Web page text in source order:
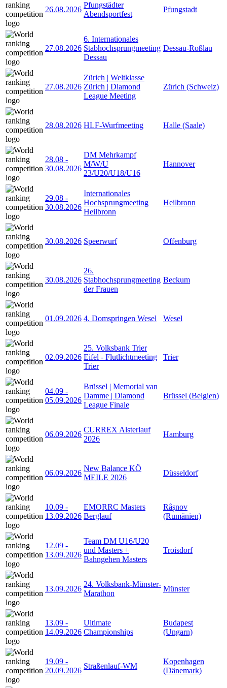
26.08.2026
Pfungstädter
Abendsportfest
Pfungstadt
27.08.2026
6. Internationales
Stabhochsprungmeeting
Dessau
Dessau-Roßlau
27.08.2026
Zürich | Weltklasse
Zürich | Diamond
League Meeting
Zürich (Schweiz)
28.08.2026 HLF-Wurfmeeting Halle (Saale)
28.08 -
30.08.2026
DM Mehrkampf
M/W/U
23/U20/U18/U16
Hannover
29.08 -
30.08.2026
Internationales
Hochsprungmeeting
Heilbronn
Heilbronn
30.08.2026 Speerwurf Offenburg
30.08.2026
26.
Stabhochsprungmeeting
der Frauen
Beckum
01.09.2026 4. Domspringen Wesel Wesel
02.09.2026
25. Volksbank Trier
Eifel - Flutlichtmeeting
Trier
Trier
04.09 -
05.09.2026
Brüssel | Memorial van
Damme | Diamond
League Finale
Brüssel (Belgien)
06.09.2026
CURREX Alsterlauf
2026
Hamburg
06.09.2026
New Balance KÖ
MEILE 2026
Düsseldorf
10.09 -
13.09.2026
EMORRC Masters
Berglauf
Râșnov
(Rumänien)
12.09 -
13.09.2026
Team DM U16/U20
und Masters +
Bahngehen Masters
Troisdorf
13.09.2026
24. Volksbank-Münster-
Marathon
Münster
13.09 -
14.09.2026
Ultimate
Championships
Budapest
(Ungarn)
19.09 -
20.09.2026
Straßenlauf-WM
Kopenhagen
(Dänemark)